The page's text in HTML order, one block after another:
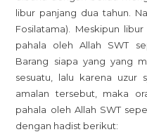
libur panjang dua tahun.
Fosilatama). Meskipun
pahala oleh Allah SWT
Barang siapa yang yang
sesuatu, lalu karena uzur
amalan tersebut, maka
pahala oleh Allah SWT
dengan hadist berikut: